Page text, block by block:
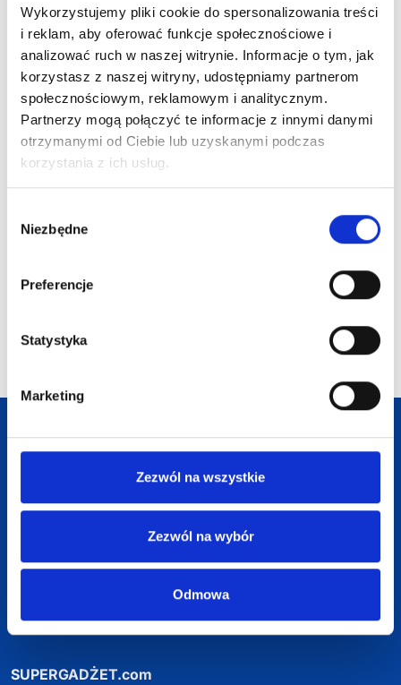
Wykorzystujemy pliki cookie do spersonalizowania treści
i reklam, aby oferować funkcje społecznościowe i
analizować ruch w naszej witrynie. Informacje o tym, jak
korzystasz z naszej witryny, udostępniamy partnerom
społecznościowym, reklamowym i analitycznym.
Partnerzy mogą połączyć te informacje z innymi danymi
otrzymanymi od Ciebie lub uzyskanymi podczas
korzystania z ich usług.
zgody
Niezbędne
Preferencje
Statystyka
Marketing
Zezwól na wszystkie
Zezwól na wybór
Odmowa
2w1 długopis i
kolory
4
51,60